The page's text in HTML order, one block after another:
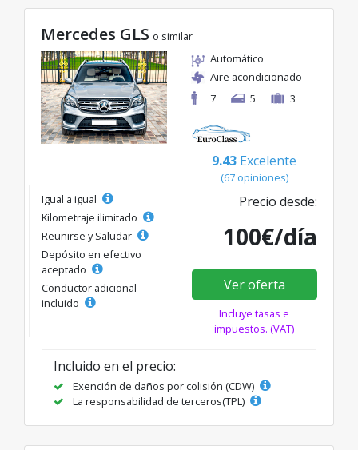
Mercedes GLS o similar
Automático
Aire acondicionado
7
5 3
9.43 Excelente
(67 opiniones)
Igual a igual
Kilometraje ilimitado
Reunirse y Saludar
Depósito en efectivo
aceptado
Conductor adicional
incluido
Precio desde:
100€/día
Ver oferta
Incluye tasas e
impuestos. (VAT)
Incluido en el precio:
Exención de daños por colisión (CDW)
La responsabilidad de terceros(TPL)